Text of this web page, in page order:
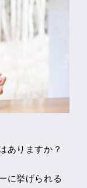
ありますか？
に挙げられる